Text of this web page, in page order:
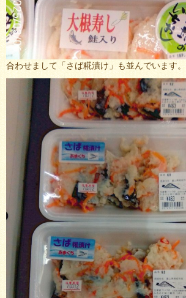
合わせまして「さば糀漬け」も並んでいます。